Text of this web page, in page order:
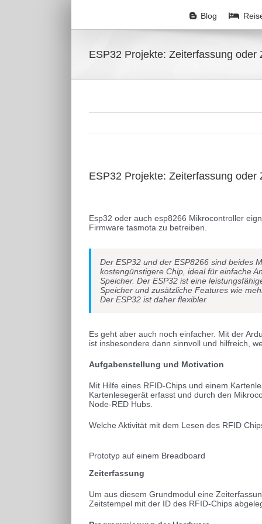
Blog
ESP32 Projekte: Zeiterfassung
ESP32 Projekte: Zeiterfassung
Bild
Esp32 oder auch esp8266 Mikrocontroller
Firmware tasmota zu betreiben.
Der ESP32 und der ESP8266 sind beides
kostengünstigere Chip, ideal für einfache
Speicher. Der ESP32 ist eine
Speicher und zusätzliche Features wie
Der ESP32 ist daher flexibler
Es geht aber auch noch einfacher. Mit der
ist insbesondere dann sinnvoll und hilfreich,
Aufgabenstellung und Motivation
Mit Hilfe eines RFID-Chips und einem
Kartenlesegerät erfasst und durch den
Node-RED Hubs.
Welche Aktivität mit dem Lesen des RFID
Prototyp auf einem Breadboard
Zeiterfassung
Um aus diesem Grundmodul eine
Zeitstempel mit der ID des RFID-Chips